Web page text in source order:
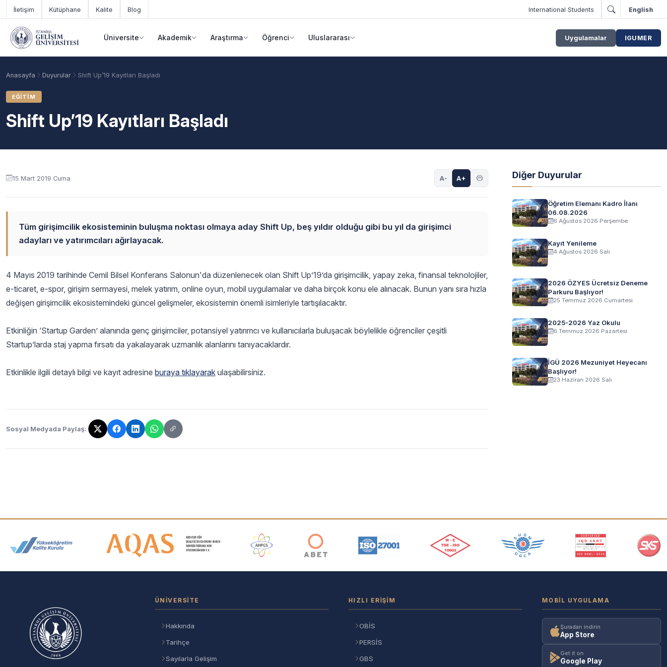
Ana içeriğe geç
İletişim Kütüphane Kalite Blog International Students English
Üniversite Akademik Araştırma Öğrenci Uluslararası Uygulamalar IGUMER
Anasayfa Duyurular Shift Up’19 Kayıtları Başladı
EĞITIM
Shift Up’19 Kayıtları Başladı
Duyuru içeriği
15 Mart 2019 Cuma A- A+
Tüm girişimcilik ekosisteminin buluşma noktası olmaya aday Shift Up, beş yıldır olduğu gibi bu yıl da girişimci
adayları ve yatırımcıları ağırlayacak.
4 Mayıs 2019 tarihinde Cemil Bilsel Konferans Salonun'da düzenlenecek olan Shift Up’19’da girişimcilik, yapay zeka, finansal teknolojiler,
e-ticaret, e-spor, girişim sermayesi, melek yatırım, online oyun, mobil uygulamalar ve daha birçok konu ele alınacak. Bunun yanı sıra hızla
değişen girişimcilik ekosistemindeki güncel gelişmeler, ekosistemin önemli isimleriyle tartışılacaktır.
Etkinliğin ‘Startup Garden’ alanında genç girişimciler, potansiyel yatırımcı ve kullanıcılarla buluşacak böylelikle öğrenciler çeşitli
Startup’larda staj yapma fırsatı da yakalayarak uzmanlık alanlarını tanıyacaklardır.
Etkinlikle ilgili detaylı bilgi ve kayıt adresine buraya tıklayarak ulaşabilirsiniz.
Sosyal Medyada Paylaş:
Bağlantı kopyalandı!
Diğer Duyurular
Öğretim Elemanı Kadro İlanı
06.08.2026
6 Ağustos 2026 Perşembe
Kayıt Yenileme
4 Ağustos 2026 Salı
2026 ÖZYES Ücretsiz Deneme
Parkuru Başlıyor!
25 Temmuz 2026 Cumartesi
2025-2026 Yaz Okulu
6 Temmuz 2026 Pazartesi
İGÜ 2026 Mezuniyet Heyecanı
Başlıyor!
23 Haziran 2026 Salı
Akreditasyon ve Üyelik Logoları
ÜNIVERSITE
Hakkında
Tarihçe
Sayılarla Gelişim
HIZLI ERIŞIM
OBİS
PERSİS
GBS
MOBIL UYGULAMA
Şuradan indirin
App Store
Get it on
Google Play